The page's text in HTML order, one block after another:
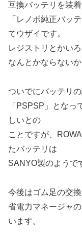
互換バッテリを装
「レノボ純正バッ
てウザイです。
レジストリとかい
なんとかならない
ついでにバッテリ
「PSPSP」となっ
しいとの
ことですが、
たバッテリは
SANYO製のようで
今後はゴム足の交
省電力マネージャ
います。